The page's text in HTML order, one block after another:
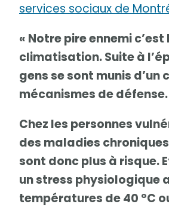
services sociaux de
« Notre pire ennemi
climatisation. Suite à
gens se sont munis
mécanismes de
Chez les personnes
des maladies
sont donc plus à risque.
un stress physiologique
températures de 40 °C